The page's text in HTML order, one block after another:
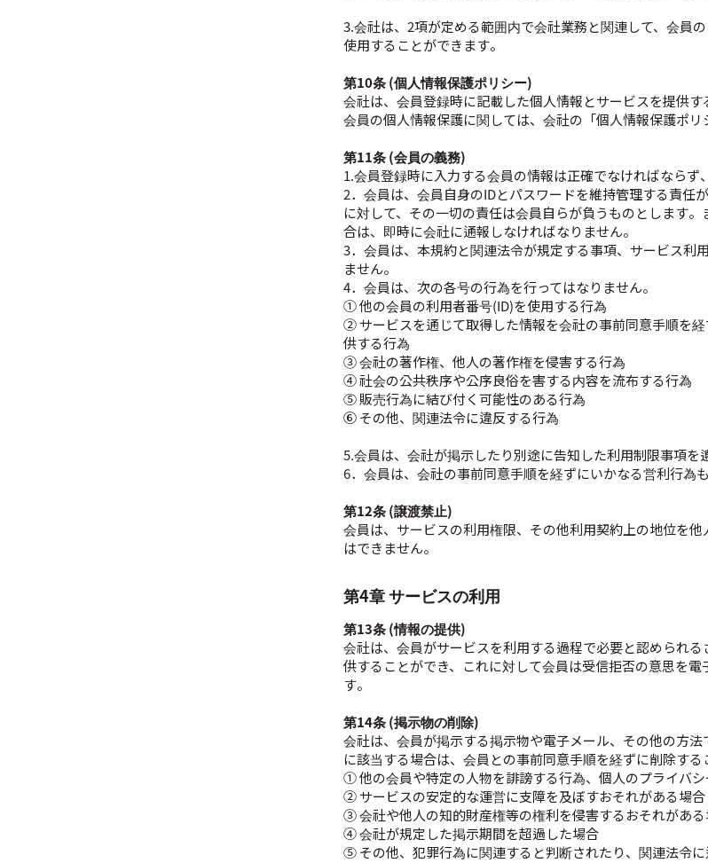
3.会社は、2項が定める範囲内で会社業務と関連して、会員
使用することができます。
第10条 (個人情報保護ポリシー)
会社は、会員登録時に記載した個人情報とサービスを提供
会員の個人情報保護に関しては、会社の「個人情報保護ポリ
第11条 (会員の義務)
1.会員登録時に入力する会員の情報は正確でなければなら
2．会員は、会員自身のIDとパスワードを維持管理する責任
に対して、その一切の責任は会員自らが負うものとします
合は、即時に会社に通報しなければなりません。
3．会員は、本規約と関連法令が規定する事項、サービス利
ません。
4．会員は、次の各号の行為を行ってはなりません。
① 他の会員の利用者番号(ID)を使用する行為
② サービスを通じて取得した情報を会社の事前同意手順を
供する行為
③ 会社の著作権、他人の著作権を侵害する行為
④ 社会の公共秩序や公序良俗を害する内容を流布する行為
⑤ 販売行為に結び付く可能性のある行為
⑥ その他、関連法令に違反する行為
5.会員は、会社が掲示したり別途に告知した利用制限事項を
6．会員は、会社の事前同意手順を経ずにいかなる営利行為
第12条 (譲渡禁止)
会員は、サービスの利用権限、その他利用契約上の地位を
はできません。
第4章 サービスの利用
第13条 (情報の提供)
会社は、会員がサービスを利用する過程で必要と認められ
供することができ、これに対して会員は受信拒否の意思を
す。
第14条 (掲示物の削除)
会社は、会員が掲示する掲示物や電子メール、その他の方
に該当する場合は、会員との事前同意手順を経ずに削除する
① 他の会員や特定の人物を誹謗する行為、個人のプライバ
② サービスの安定的な運営に支障を及ぼすおそれがある場合
③ 会社や他人の知的財産権等の権利を侵害するおそれがあ
④ 会社が規定した掲示期間を超過した場合
⑤ その他、犯罪行為に関連すると判断されたり、関連法令